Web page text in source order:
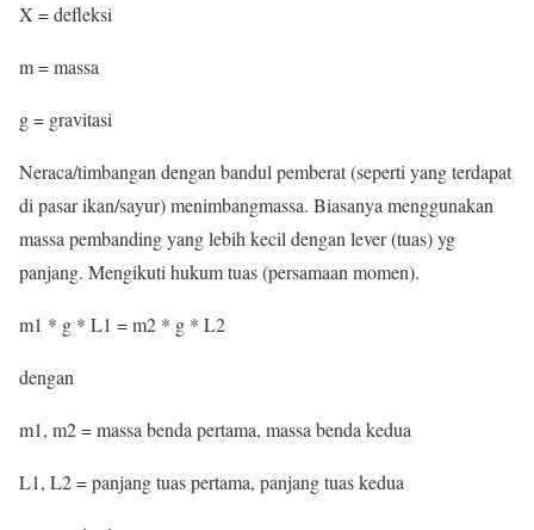
X = defleksi
m = massa
g = gravitasi
Neraca/timbangan dengan bandul pemberat (seperti yang terdapat
di pasar ikan/sayur) menimbangmassa. Biasanya menggunakan
massa pembanding yang lebih kecil dengan lever (tuas) yg
panjang. Mengikuti hukum tuas (persamaan momen).
m1 * g * L1 = m2 * g * L2
dengan
m1, m2 = massa benda pertama, massa benda kedua
L1, L2 = panjang tuas pertama, panjang tuas kedua